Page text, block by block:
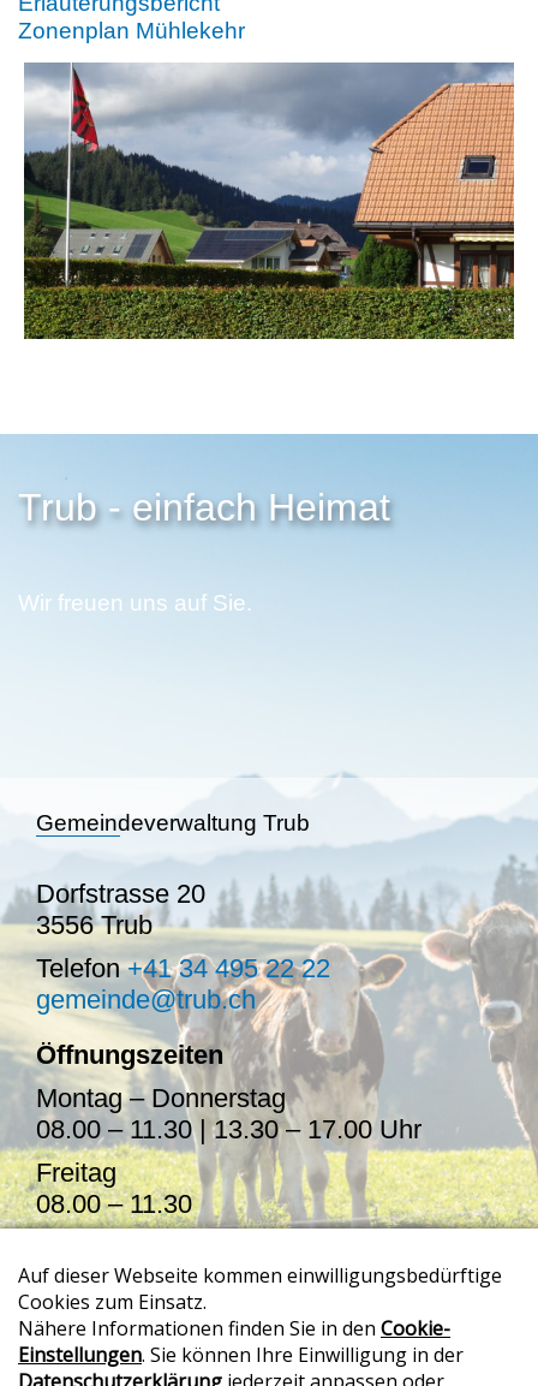
Zonenplan Mühlekehr
Trub - einfach Heimat
Wir freuen uns auf Sie.
Gemeindeverwaltung Trub
Dorfstrasse 20
3556 Trub
Telefon+41 34 495 22 22
gemeinde@trub.ch
Öffnungszeiten
Montag – Donnerstag
08.00 – 11.30 | 13.30 – 17.00 Uhr
Freitag
08.00 – 11.30
Öffnungszeiten möglich
>> Onlineschalter
>> Sitemap